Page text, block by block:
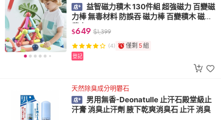
益智磁力積木 130件組 超強磁力 百變磁
力棒 無毒材料 防誤吞 磁力棒 百變積木 磁鐵
積木
$649 $1,399
(4) 僅剩 5組
登記
天然除臭成分明礬石
男用無香-Deonatulle 止汗石殿堂級止
汗膏 消臭止汗劑 腋下乾爽消臭石 止汗 消臭